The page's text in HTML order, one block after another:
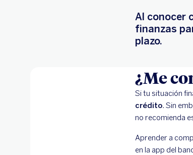
Al conocer
finanzas
plazo.
¿Me
Si tu situación
crédito. Sin
no recomienda
Aprender a
en la app del